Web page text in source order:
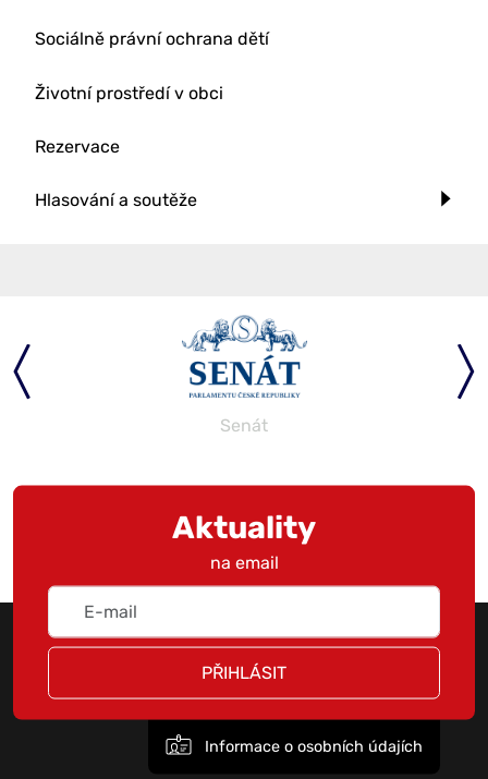
Sociálně právní ochrana dětí
Životní prostředí v obci
Rezervace
Hlasování a soutěže
Aktuality
na email
PŘIHLÁSIT
Informace o osobních údajích